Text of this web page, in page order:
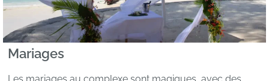
Mariages